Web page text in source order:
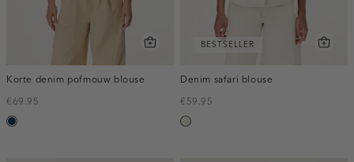
Korte denim pofmouw blouse
€69.95
blauw,
BESTSELLER
Denim safari blouse
€59.95
ecru